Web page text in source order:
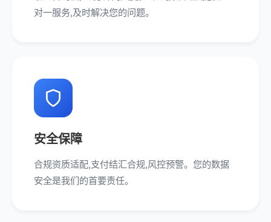
对一服务,及时解决您的问题。
安全保障
合规资质适配,支付结汇合规,风控预警。您的数据
安全是我们的首要责任。